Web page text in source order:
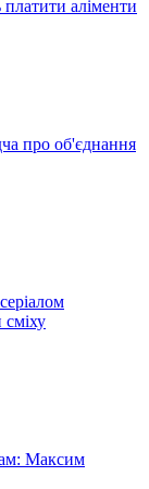
аліменти
про об'єднання
Максим